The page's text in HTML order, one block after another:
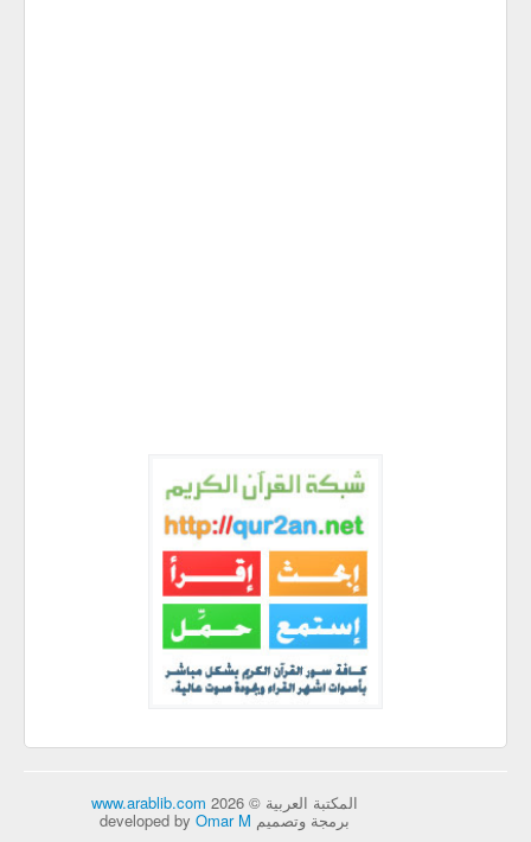
المكتبة العربية © 2026 www.arablib.com
برمجة وتصميم developed by Omar M